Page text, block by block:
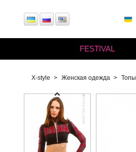
X-style Женская одежда Топы
FESTIVAL